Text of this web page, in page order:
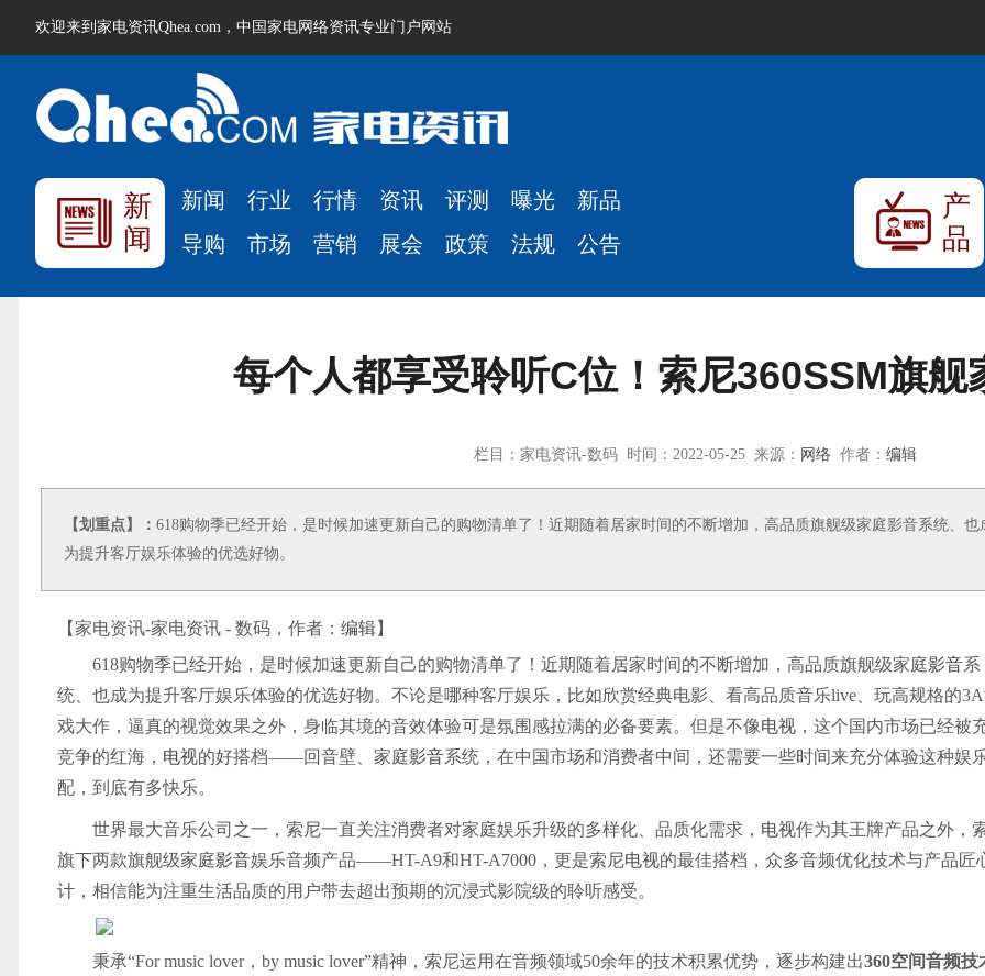
欢迎来到家电资讯Qhea.com，中国家电网络资讯专业门户网站
新
闻
新闻 行业 行情 资讯 评测 曝光
新品
导购
市场 营销 展会 政策 法规 公告
产
品
每个人都享受聆听C位！索尼360SSM旗舰
栏目：家电资讯-数码 时间：2022-05-25 来源： 网络作者： 编辑
【划重点】： 618购物季已经开始，是时候加速更新自己的购物清单了！近期随着居家时间的不断增加，高品质旗舰级家庭影音系统、也
为提升客厅娱乐体验的优选好物。
【家电资讯-家电资讯 - 数码，作者： 编辑】
618购物季已经开始，是时候加速更新自己的购物清单了！近期随着居家时间的不断增加，高品质旗舰级家庭影音系
统、也成为提升客厅娱乐体验的优选好物。不论是哪种客厅娱乐，比如欣赏经典电影、看高品质音乐live、玩高规格的
戏大作，逼真的视觉效果之外，身临其境的音效体验可是氛围感拉满的必备要素。但是不像电视 ，这个国内市场已经被
竞争的红海， 电视的好搭档——回音壁、家庭影音系统，在中国市场和消费者中间，还需要一些时间来充分体验这种娱
配，到底有多快乐。
世界最大音乐公司之一，索尼一直关注消费者对家庭娱乐升级的多样化、品质化需求， 电视作为其王牌产品之外，
旗下两款旗舰级家庭影音娱乐音频产品——HT-A9和HT-A7000，更是索尼电视的最佳搭档，众多音频优化技术与产品匠
计，相信能为注重生活品质的用户带去超出预期的沉浸式影院级的聆听感受。
秉承“For music lover，by music lover”精神，索尼运用在音频领域50余年的技术积累优势，逐步构建出360空间音频技